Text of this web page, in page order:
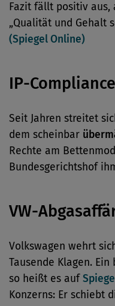
Fazit fällt positiv aus,
„Qualität und Gehalt
(Spiegel Online)
IP-Compliance
Seit Jahren streitet
dem scheinbar
Rechte am
Bundesgerichtshof
VW-
Volkswagen wehrt
Tausende Klagen.
so heißt es auf
Konzerns: Er schiebt